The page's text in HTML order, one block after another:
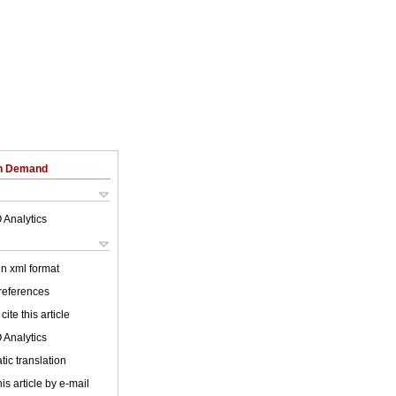
Demand
Analytics
xml format
this article
Analytics
translation
article by e-mail